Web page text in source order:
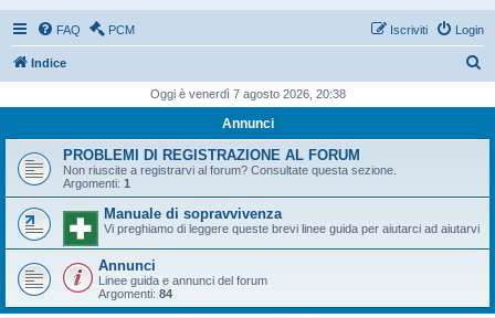
FAQ PCM Login
Iscriviti
Indice
c
Oggi è venerdì 7 agosto 2026, 20:38
Annunci
PROBLEMI DI REGISTRAZIONE AL FORUM
Non riuscite a registrarvi al forum? Consultate questa sezione.
Argomenti: 1
Manuale di sopravvivenza
Vi preghiamo di leggere queste brevi linee guida per aiutarci ad aiutarvi
Annunci
Linee guida e annunci del forum
Argomenti: 84